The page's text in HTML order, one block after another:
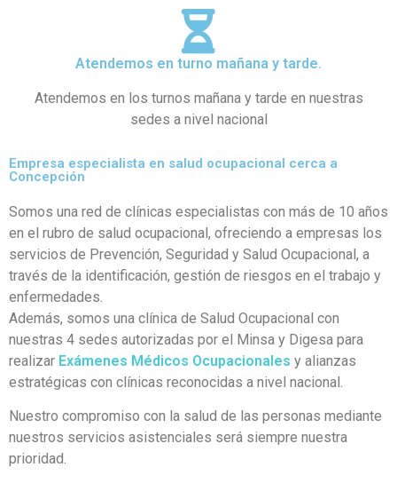
Atendemos en turno mañana y tarde.
Atendemos en los turnos mañana y tarde en nuestras
sedes a nivel nacional
Empresa especialista en salud ocupacional cerca a
Concepción
Somos una red de clínicas especialistas con más de 10 años
en el rubro de salud ocupacional, ofreciendo a empresas los
servicios de Prevención, Seguridad y Salud Ocupacional, a
través de la identificación, gestión de riesgos en el trabajo y
enfermedades.
Además, somos una clínica de Salud Ocupacional con
nuestras 4 sedes autorizadas por el Minsa y Digesa para
realizar Exámenes Médicos Ocupacionales y alianzas
estratégicas con clínicas reconocidas a nivel nacional.
Nuestro compromiso con la salud de las personas mediante
nuestros servicios asistenciales será siempre nuestra
prioridad.